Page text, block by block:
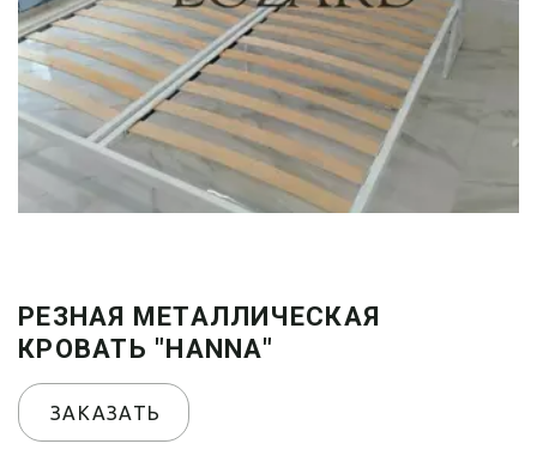
РЕЗНАЯ МЕТАЛЛИЧЕСКАЯ
КРОВАТЬ "HANNA"
ЗАКАЗАТЬ